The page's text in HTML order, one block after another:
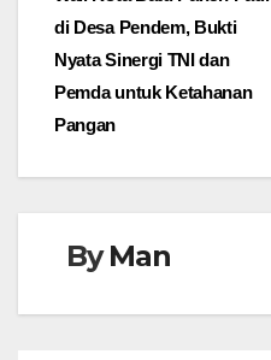
pos
di Desa Pendem, Bukti
Nyata Sinergi TNI dan
Pemda untuk Ketahanan
Pangan
ByMan